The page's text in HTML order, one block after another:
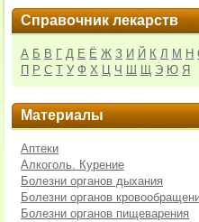
Справочник лекарств
А Б В Г Д Е Ё Ж З И Й К Л М Н
П Р С Т У Ф Х Ц Ч Ш Щ Э Ю Я
Материалы
Аптеки
Алкоголь. Курение
Болезни органов дыхания
Болезни органов
Болезни органов пищеварения